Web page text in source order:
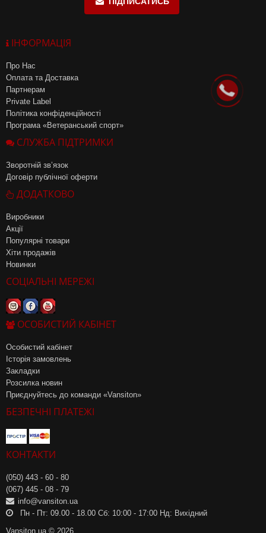
ІНФОРМАЦІЯ
Про Нас
Оплата та Доставка
Партнерам
Private Label
Політика конфіденційності
Програма «Ветеранський спорт»
СЛУЖБА ПІДТРИМКИ
Зворотній зв’язок
Договір публічної оферти
ДОДАТКОВО
Виробники
Акції
Популярні товари
Хіти продажів
Новинки
СОЦІАЛЬНІ МЕРЕЖІ
ОСОБИСТИЙ КАБІНЕТ
Особистий кабінет
Історія замовлень
Закладки
Розсилка новин
Приєднуйтесь до команди «Vansiton»
БЕЗПЕЧНІ ПЛАТЕЖІ
КОНТАКТИ
(050) 443 - 60 - 80
(067) 445 - 08 - 79
info@vansiton.ua
Пн - Пт: 09.00 - 18.00 Сб: 10:00 - 17:00 Нд: Вихідний
Vansiton.ua © 2026